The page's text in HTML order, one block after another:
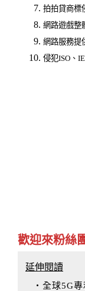
拍拍貸商標
網路遊戲整
網路服務提
侵犯ISO、
歡迎來粉絲
延伸閱讀
‧全球5G